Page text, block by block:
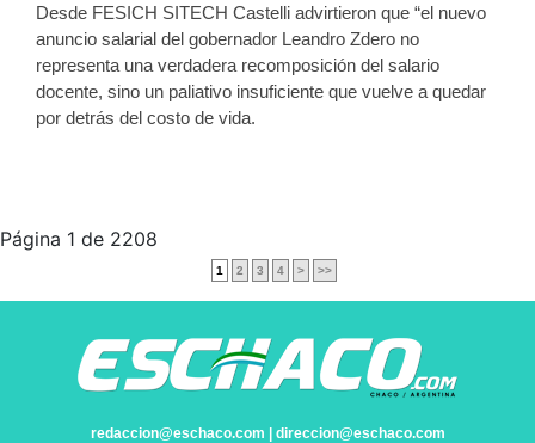
Desde FESICH SITECH Castelli advirtieron que “el nuevo
anuncio salarial del gobernador Leandro Zdero no
representa una verdadera recomposición del salario
docente, sino un paliativo insuficiente que vuelve a quedar
por detrás del costo de vida.
Página 1 de 2208
1 2 3 4 > >>
redaccion@eschaco.com | direccion@eschaco.com